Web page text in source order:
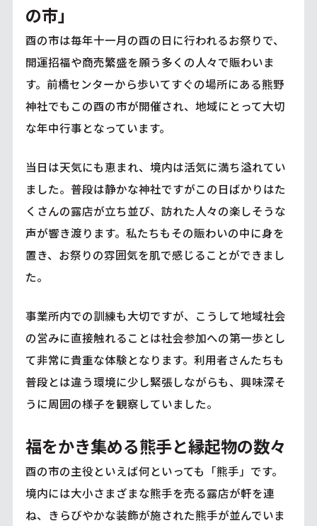
の市」
酉の市は毎年十一月の酉の日に行われるお祭りで、
開運招福や商売繁盛を願う多くの人々で賑わいま
す。前橋センターから歩いてすぐの場所にある熊野
神社でもこの酉の市が開催され、地域にとって大切
な年中行事となっています。
当日は天気にも恵まれ、境内は活気に満ち溢れてい
ました。普段は静かな神社ですがこの日ばかりはた
くさんの露店が立ち並び、訪れた人々の楽しそうな
声が響き渡ります。私たちもその賑わいの中に身を
置き、お祭りの雰囲気を肌で感じることができまし
た。
事業所内での訓練も大切ですが、こうして地域社会
の営みに直接触れることは社会参加への第一歩とし
て非常に貴重な体験となります。利用者さんたちも
普段とは違う環境に少し緊張しながらも、興味深そ
うに周囲の様子を観察していました。
福をかき集める熊手と縁起物の数々
酉の市の主役といえば何といっても「熊手」です。
境内には大小さまざまな熊手を売る露店が軒を連
ね、きらびやかな装飾が施された熊手が並んでいま